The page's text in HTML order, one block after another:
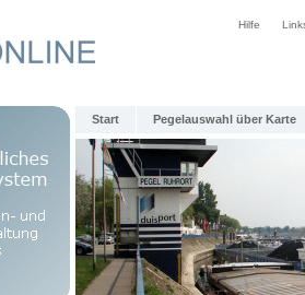
Hilfe
Start Pegelauswahl über Karte